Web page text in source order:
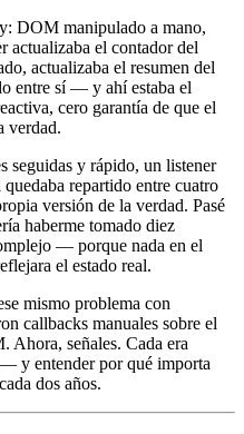
DOM manipulado a mano,
actualizaba el contador del
actualizaba el resumen del
entre sí — y ahí estaba el
cero garantía de que el
verdad.
seguidas y rápido, un listener
repartido entre cuatro
versión de la verdad. Pasé
haberme tomado diez
— porque nada en el
el estado real.
mismo problema con
callbacks manuales sobre el
señales. Cada era
y entender por qué importa
dos años.